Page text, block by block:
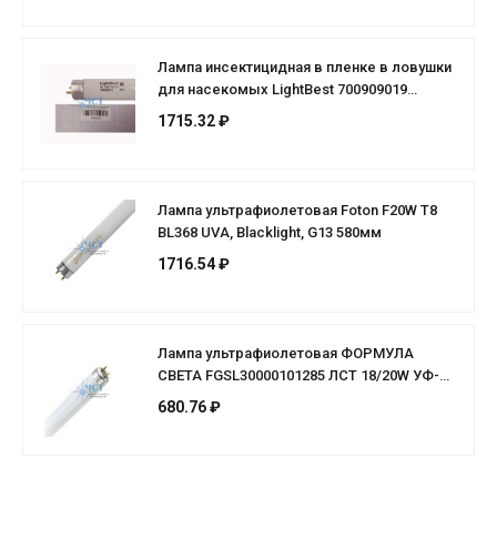
Лампа инсектицидная в пленке в ловушки
для насекомых LightBest 700909019
BL20WT8G13 355-385nm L590mm
1715.32 ₽
Лампа ультрафиолетовая Foton F20W T8
BL368 UVA, Blacklight, G13 580мм
1716.54 ₽
Лампа ультрафиолетовая ФОРМУЛА
СВЕТА FGSL30000101285 ЛCТ 18/20W УФ-
A(UV-A/BL368) T8 G13=589.8mm
680.76 ₽